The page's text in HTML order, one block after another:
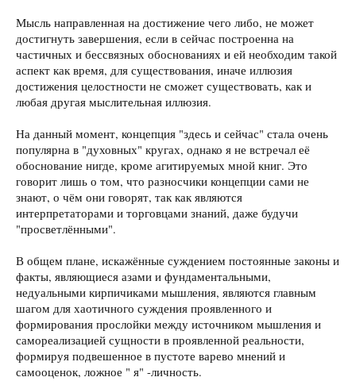
Мысль направленная на достижение чего либо, не может
достигнуть завершения, если в сейчас построенна на
частичных и бессвязных обоснованиях и ей необходим такой
аспект как время, для существования, иначе иллюзия
достижения целостности не сможет существовать, как и
любая другая мыслительная иллюзия.
На данный момент, концепция "здесь и сейчас" стала очень
популярна в "духовных" кругах, однако я не встречал её
обоснование нигде, кроме агитируемых мной книг. Это
говорит лишь о том, что разносчики концепции сами не
знают, о чём они говорят, так как являются
интерпретаторами и торговцами знаний, даже будучи
"просветлёнными".
В общем плане, искажённые суждением постоянные законы и
факты, являющиеся азами и фундаментальными,
недуальными кирпичиками мышления, являются главным
шагом для хаотичного суждения проявленного и
формирования прослойки между источником мышления и
самореализацией сущности в проявленной реальности,
формируя подвешенное в пустоте варево мнений и
самооценок, ложное " я" -личность.